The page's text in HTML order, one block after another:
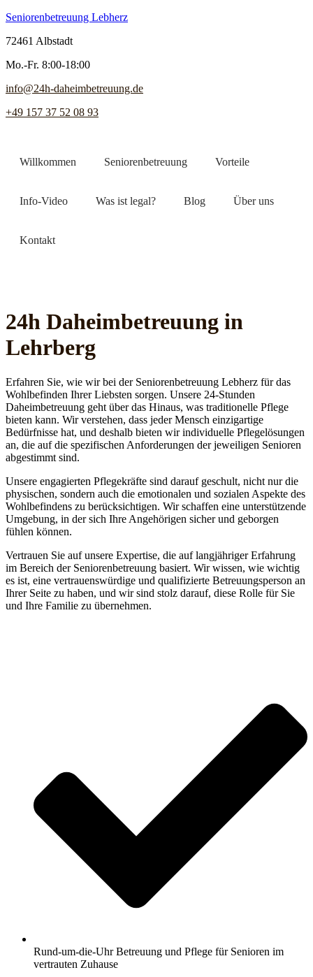
Seniorenbetreuung Lebherz
72461 Albstadt
Mo.-Fr. 8:00-18:00
info@24h-daheimbetreuung.de
+49 157 37 52 08 93
Willkommen Seniorenbetreuung Vorteile
Info-Video Was ist legal? Blog Über uns
Kontakt
24h Daheim­betreuung in
Lehrberg
Erfahren Sie, wie wir bei der Seniorenbetreuung Lebherz für das
Wohlbefinden Ihrer Liebsten sorgen. Unsere 24-Stunden
Daheimbetreuung geht über das Hinaus, was traditionelle Pflege
bieten kann. Wir verstehen, dass jeder Mensch einzigartige
Bedürfnisse hat, und deshalb bieten wir individuelle Pflegelösungen
an, die auf die spezifischen Anforderungen der jeweiligen Senioren
abgestimmt sind.
Unsere engagierten Pflegekräfte sind darauf geschult, nicht nur die
physischen, sondern auch die emotionalen und sozialen Aspekte des
Wohlbefindens zu berücksichtigen. Wir schaffen eine unterstützende
Umgebung, in der sich Ihre Angehörigen sicher und geborgen
fühlen können.
Vertrauen Sie auf unsere Expertise, die auf langjähriger Erfahrung
im Bereich der Seniorenbetreuung basiert. Wir wissen, wie wichtig
es ist, eine vertrauenswürdige und qualifizierte Betreuungsperson an
Ihrer Seite zu haben, und wir sind stolz darauf, diese Rolle für Sie
und Ihre Familie zu übernehmen.
Rund-um-die-Uhr Betreuung und Pflege für Senioren im
vertrauten Zuhause